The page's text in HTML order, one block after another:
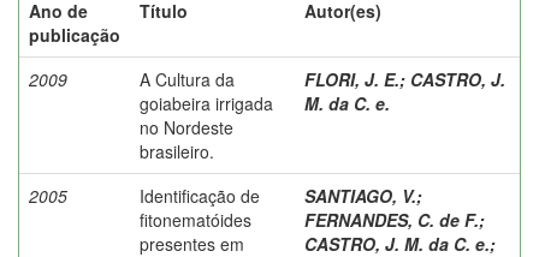
Ano de
publicação
Título Autor(es)
2009
A Cultura da
goiabeira irrigada
no Nordeste
brasileiro.
FLORI, J. E.; CASTRO, J.
M. da C. e.
2005
Identificação de
fitonematóides
presentes em
SANTIAGO, V.;
FERNANDES, C. de F.;
CASTRO, J. M. da C. e.;